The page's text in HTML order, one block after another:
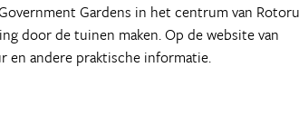
Gardens in het centrum van
door de tuinen maken. Op de website van
en andere praktische informatie.